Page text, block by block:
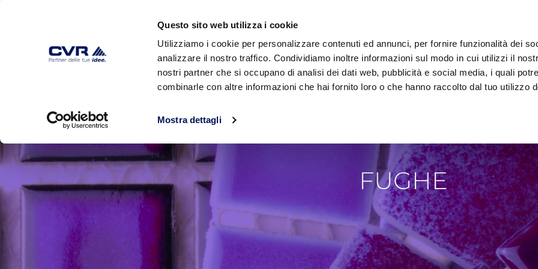
Questo sito web utilizza i cookie
Utilizziamo i cookie per personalizzare contenuti ed annunci, per fornire funzionalità dei
analizzare il nostro traffico. Condividiamo inoltre informazioni sul modo in cui utilizzi il
nostri partner che si occupano di analisi dei dati web, pubblicità e social media, i quali
combinarle con altre informazioni che hai fornito loro o che hanno raccolto dal tuo utilizzo
Mostra dettagli
AZIENDA PRODOTTI AREA DOWNLOAD TECNOLOGIA E AMBIENTE
FUGHE